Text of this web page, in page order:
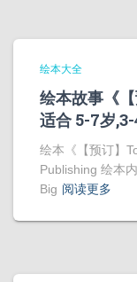
绘本大全
绘本故事《
适合 5-7岁
绘本《【预订】
Publishing 绘本
Big 阅读更多